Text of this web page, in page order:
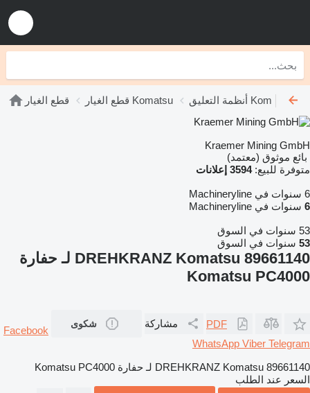
قطع الغيار قطع الغيار Komatsu أنظمة التعليق Komatsu
Kraemer Mining GmbH
بائع موثوق (معتمد)
متوفرة للبيع:3594 إعلانات
6 سنوات في Machineryline
6 سنوات في Machineryline
53 سنوات في السوق
53 سنوات في السوق
DREHKRANZ Komatsu 89661140 لـ حفارة
Komatsu PC4000
PDF مشاركة شكوى
Facebook
WhatsApp Viber Telegram
DREHKRANZ Komatsu 89661140 لـ حفارة Komatsu PC4000
السعر عند الطلب